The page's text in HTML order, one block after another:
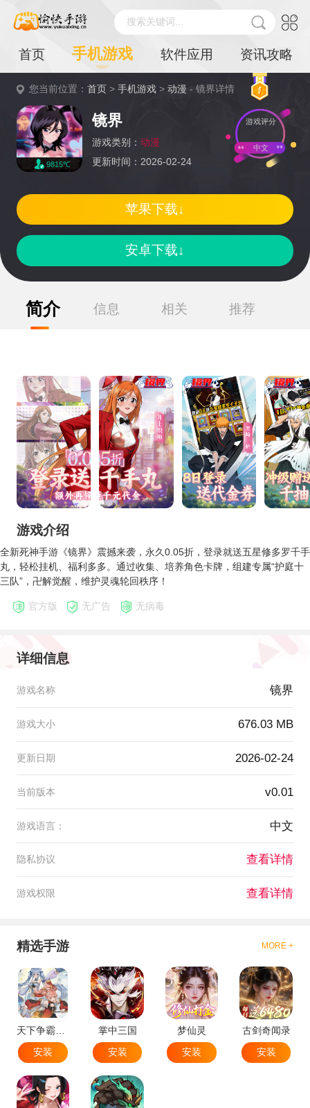
搜索关键词...
首页 手机游戏 软件应用 资讯攻略
您当前位置：首页 >手机游戏 >动漫 - 镜界详情
9815℃
镜界
游戏类别： 动漫
更新时间：2026-02-24
游戏评分
中文
安卓下载↓
苹果下载↓
简介 信息 相关 推荐
游戏介绍
全新死神手游《镜界》震撼来袭，永久0.05折，登录就送五星修多罗千手
丸，轻松挂机、福利多多。通过收集、培养角色卡牌，组建专属“护庭十
三队”，卍解觉醒，维护灵魂轮回秩序！
官方版 无广告 无病毒
详细信息
游戏名称 镜界
游戏大小 676.03 MB
更新日期 2026-02-24
当前版本 v0.01
游戏语言： 中文
隐私协议 查看详情
游戏权限 查看详情
精选手游 MORE +
天下争霸三国志
安装
掌中三国
安装
梦仙灵
安装
古剑奇闻录
安装